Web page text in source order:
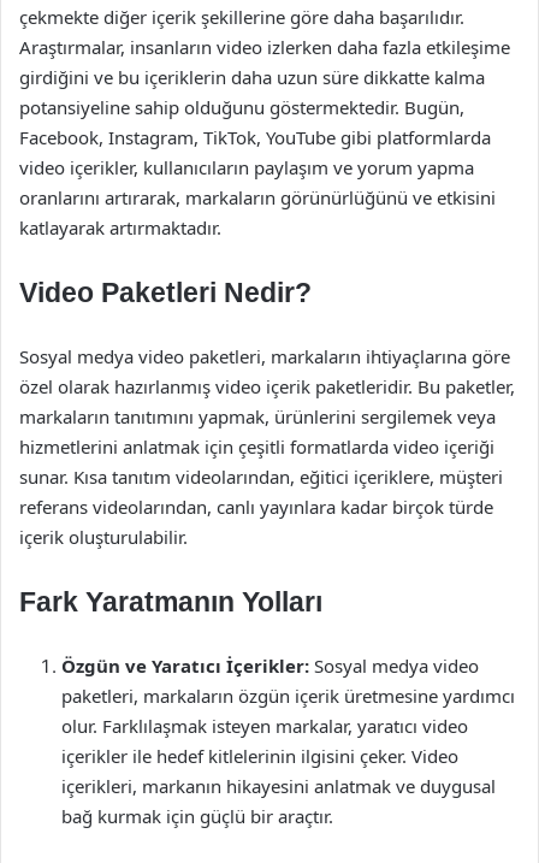
çekmekte diğer içerik şekillerine göre daha başarılıdır.
Araştırmalar, insanların video izlerken daha fazla etkileşime
girdiğini ve bu içeriklerin daha uzun süre dikkatte kalma
potansiyeline sahip olduğunu göstermektedir. Bugün,
Facebook, Instagram, TikTok, YouTube gibi platformlarda
video içerikler, kullanıcıların paylaşım ve yorum yapma
oranlarını artırarak, markaların görünürlüğünü ve etkisini
katlayarak artırmaktadır.
Video Paketleri Nedir?
Sosyal medya video paketleri, markaların ihtiyaçlarına göre
özel olarak hazırlanmış video içerik paketleridir. Bu paketler,
markaların tanıtımını yapmak, ürünlerini sergilemek veya
hizmetlerini anlatmak için çeşitli formatlarda video içeriği
sunar. Kısa tanıtım videolarından, eğitici içeriklere, müşteri
referans videolarından, canlı yayınlara kadar birçok türde
içerik oluşturulabilir.
Fark Yaratmanın Yolları
Özgün ve Yaratıcı İçerikler: Sosyal medya video
paketleri, markaların özgün içerik üretmesine yardımcı
olur. Farklılaşmak isteyen markalar, yaratıcı video
içerikler ile hedef kitlelerinin ilgisini çeker. Video
içerikleri, markanın hikayesini anlatmak ve duygusal
bağ kurmak için güçlü bir araçtır.